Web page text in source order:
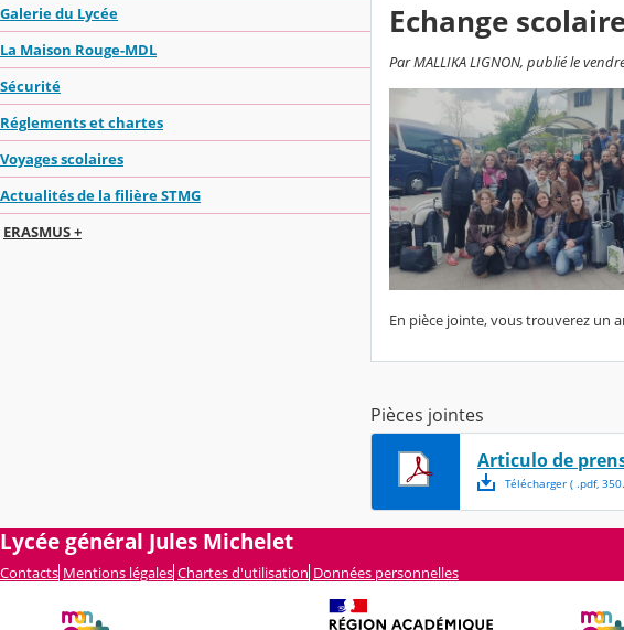
Galerie du Lycée
La Maison Rouge-MDL
Sécurité
Réglements et chartes
Voyages scolaires
Actualités de la filière STMG
ERASMUS +
Echange
Par MALLIKA LIGNON, publié le
En pièce jointe, vous trouverez un
Pièces jointes
Articulo de
Télécharger( .pdf,
Lycée général Jules Michelet
Contacts Mentions légales Chartes d'utilisation Données personnelles